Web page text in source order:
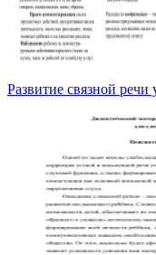
Развитие связной речи